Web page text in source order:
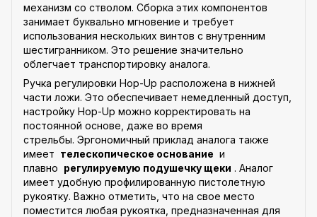
механизм со стволом. Сборка этих компонентов
занимает буквально мгновение и требует
использования нескольких винтов с внутренним
шестигранником. Это решение значительно
облегчает транспортировку аналога.
Ручка регулировки Hop-Up расположена в нижней
части ложи. Это обеспечивает немедленный доступ,
настройку Hop-Up можно корректировать на
постоянной основе, даже во время
стрельбы. Эргономичный приклад аналога также
имеет телескопическое основание и
плавно регулируемую подушечку щеки . Аналог
имеет удобную профилированную пистолетную
рукоятку. Важно отметить, что на свое место
поместится любая рукоятка, предназначенная для